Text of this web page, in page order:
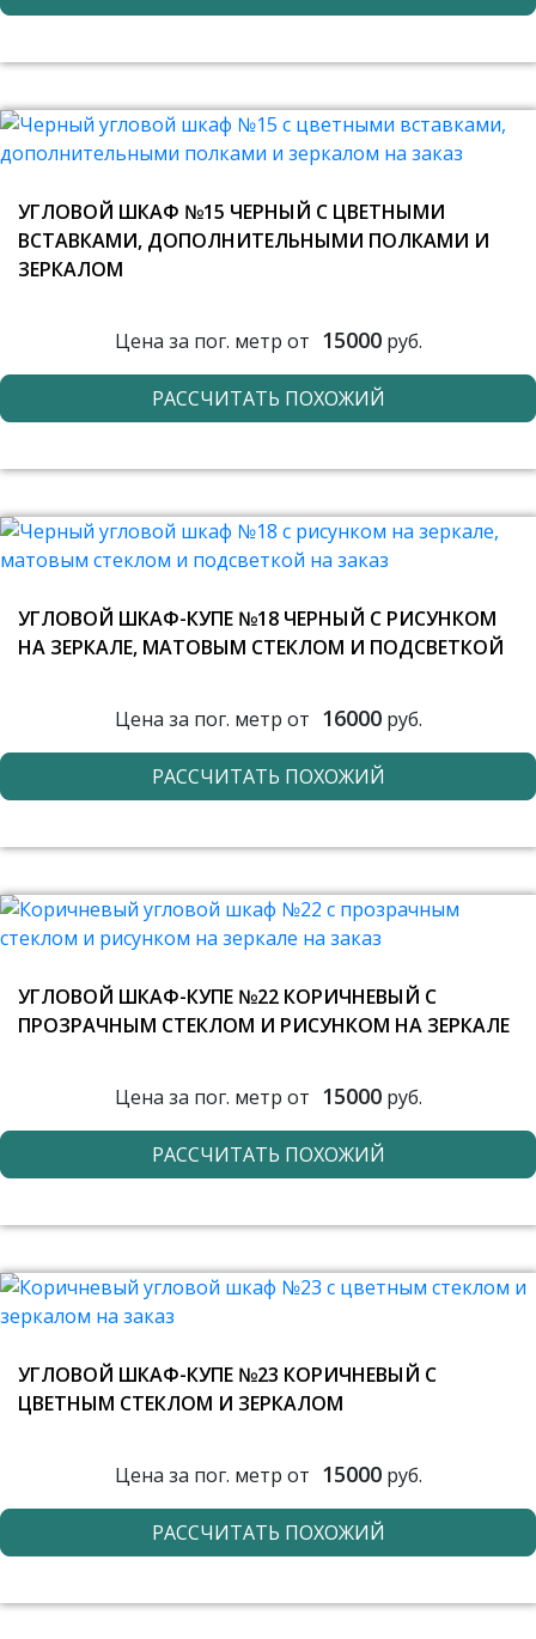
УГЛОВОЙ ШКАФ №15 ЧЕРНЫЙ С ЦВЕТНЫМИ
ВСТАВКАМИ, ДОПОЛНИТЕЛЬНЫМИ ПОЛКАМИ И
ЗЕРКАЛОМ
Цена за пог. метр от 15000руб.
РАССЧИТАТЬ ПОХОЖИЙ
УГЛОВОЙ ШКАФ-КУПЕ №18 ЧЕРНЫЙ С РИСУНКОМ
НА ЗЕРКАЛЕ, МАТОВЫМ СТЕКЛОМ И ПОДСВЕТКОЙ
Цена за пог. метр от 16000руб.
РАССЧИТАТЬ ПОХОЖИЙ
УГЛОВОЙ ШКАФ-КУПЕ №22 КОРИЧНЕВЫЙ С
ПРОЗРАЧНЫМ СТЕКЛОМ И РИСУНКОМ НА ЗЕРКАЛЕ
Цена за пог. метр от 15000руб.
РАССЧИТАТЬ ПОХОЖИЙ
УГЛОВОЙ ШКАФ-КУПЕ №23 КОРИЧНЕВЫЙ С
ЦВЕТНЫМ СТЕКЛОМ И ЗЕРКАЛОМ
Цена за пог. метр от 15000руб.
РАССЧИТАТЬ ПОХОЖИЙ